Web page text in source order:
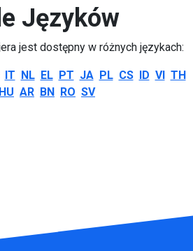
Języków
jest dostępny w różnych językach:
IT NL EL PT JA PL CS ID VI TH
HU AR BN RO SV